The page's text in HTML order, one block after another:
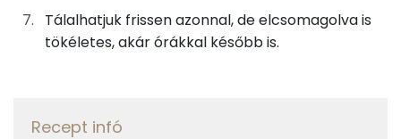
Egyszeresen telítetlen zsírsav:
27 g
Többszörösen telítetlen zsírsav
Tálalhatjuk frissen azonnal, de elcsomagolva is
tökéletes, akár órákkal később is.
Recept infó